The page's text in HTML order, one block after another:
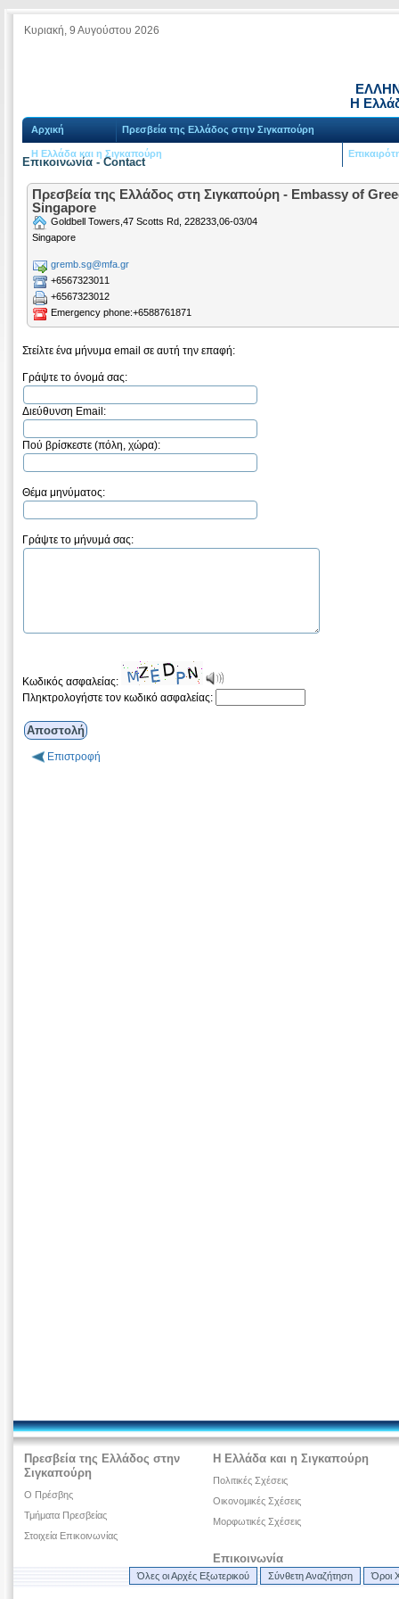
Κυριακή, 9 Αυγούστου 2026
Η
Αρχική Πρεσβεία της Ελλάδος στην Σιγκαπούρη
Η Ελλάδα και η Σιγκαπούρη
Επικοινωνία - Contact
Πρεσβεία της Ελλάδος στη Σιγκαπούρη - Embassy of
Singapore
Goldbell Towers,47 Scotts Rd, 228233,06-03/04
Singapore
gremb.sg@mfa.gr
+6567323011
+6567323012
Emergency phone:+6588761871
Στείλτε ένα μήνυμα email σε αυτή την επαφή:
Γράψτε το όνομά σας:
Διεύθυνση Email:
Πού βρίσκεστε (πόλη, χώρα):
Θέμα μηνύματος:
Γράψτε το μήνυμά σας:
Κωδικός ασφαλείας:
Πληκτρολογήστε τον κωδικό ασφαλείας:
Επιστροφή
Πρεσβεία της Ελλάδος στην
Σιγκαπούρη
O Πρέσβης
Τμήματα Πρεσβείας
Στοιχεία Επικοινωνίας
Η Ελλάδα και η Σιγκαπούρη
Πολιτικές Σχέσεις
Οικονομικές Σχέσεις
Μορφωτικές Σχέσεις
Επικοινωνία
Όλες οι Αρχές Εξωτερικού Σύνθετη Αναζήτηση Όροι